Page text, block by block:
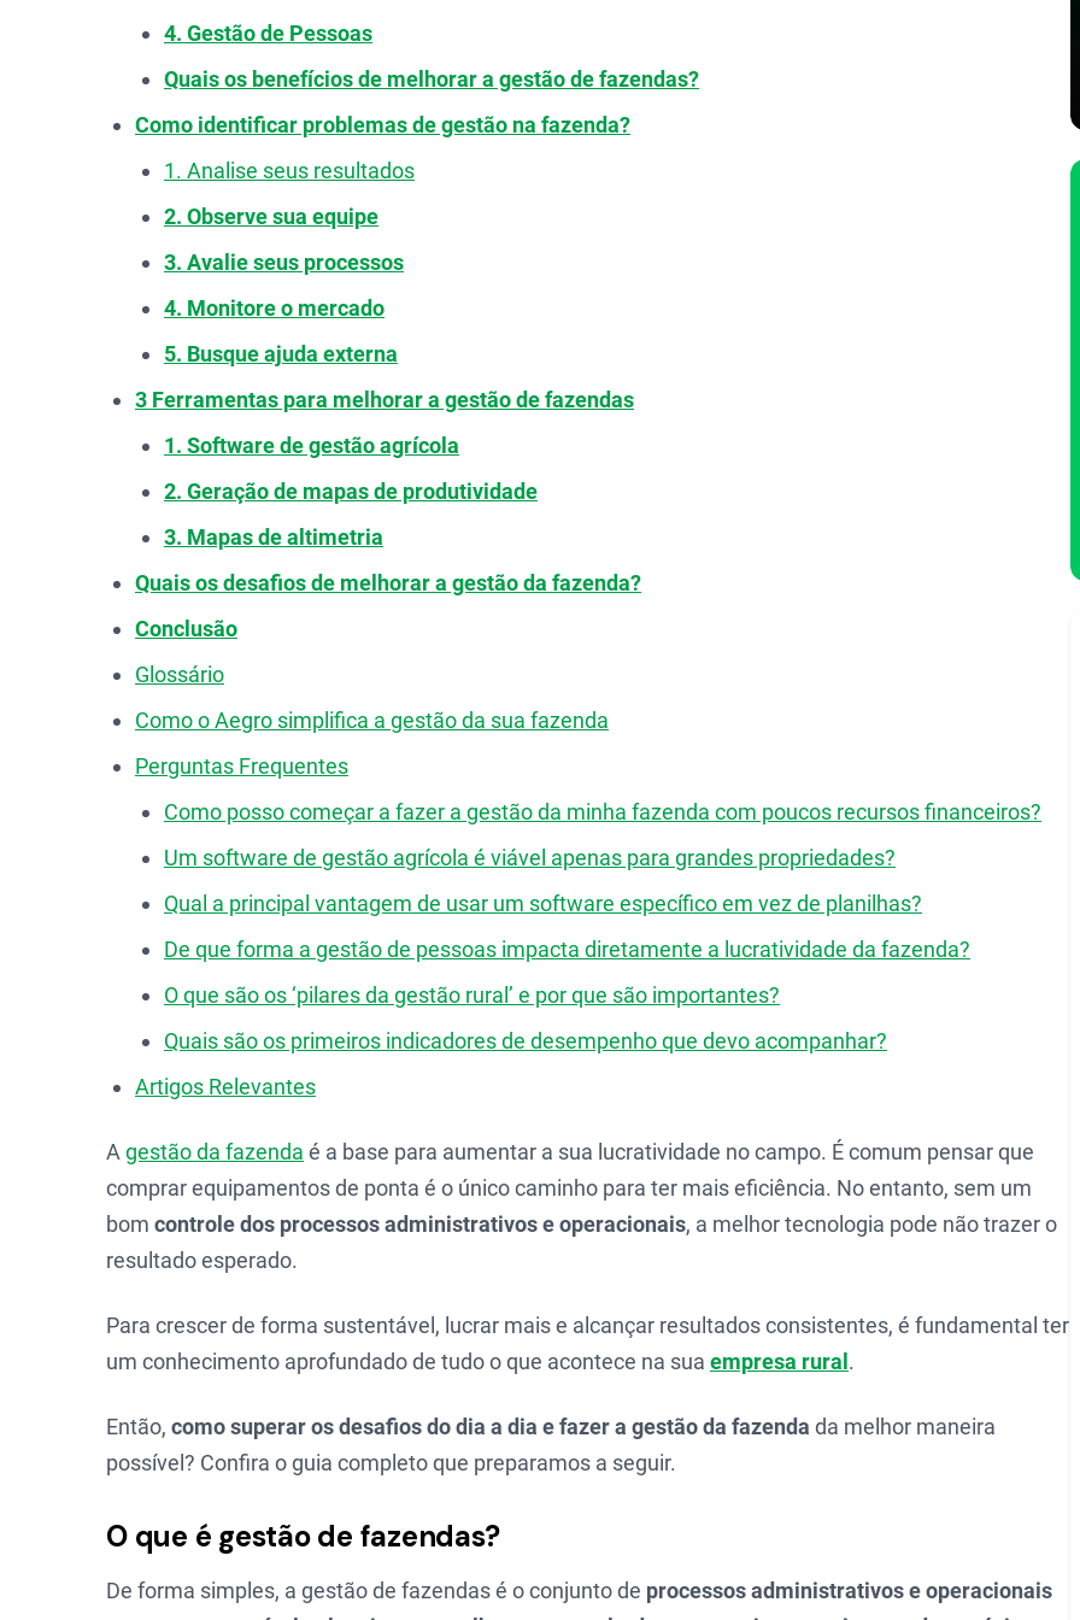
4. Gestão de Pessoas
Quais os benefícios de melhorar a gestão de fazendas?
Como identificar problemas de gestão na fazenda?
1. Analise seus resultados
2. Observe sua equipe
3. Avalie seus processos
4. Monitore o mercado
5. Busque ajuda externa
3 Ferramentas para melhorar a gestão de fazendas
1. Software de gestão agrícola
2. Geração de mapas de produtividade
3. Mapas de altimetria
Quais os desafios de melhorar a gestão da fazenda?
Conclusão
Glossário
Como o Aegro simplifica a gestão da sua fazenda
Perguntas Frequentes
Como posso começar a fazer a gestão da minha fazenda com poucos recursos financeiros?
Um software de gestão agrícola é viável apenas para grandes propriedades?
Qual a principal vantagem de usar um software específico em vez de planilhas?
De que forma a gestão de pessoas impacta diretamente a lucratividade da fazenda?
O que são os ‘pilares da gestão rural’ e por que são importantes?
Quais são os primeiros indicadores de desempenho que devo acompanhar?
Artigos Relevantes
A gestão da fazenda é a base para aumentar a sua lucratividade no campo. É comum pensar que
comprar equipamentos de ponta é o único caminho para ter mais eficiência. No entanto, sem um
bom controle dos processos administrativos e operacionais, a melhor tecnologia pode não trazer o
resultado esperado.
Para crescer de forma sustentável, lucrar mais e alcançar resultados consistentes, é fundamental ter
um conhecimento aprofundado de tudo o que acontece na sua empresa rural .
Então, como superar os desafios do dia a dia e fazer a gestão da fazenda da melhor maneira
possível? Confira o guia completo que preparamos a seguir.
O que é gestão de fazendas?
De forma simples, a gestão de fazendas é o conjunto de processos administrativos e operacionais